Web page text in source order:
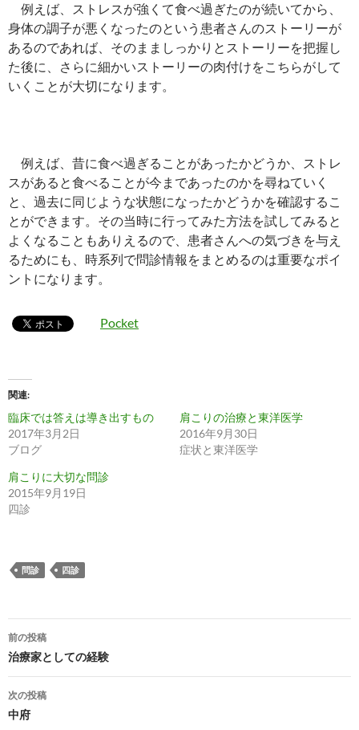
例えば、ストレスが強くて食べ過ぎたのが続いてから、
身体の調子が悪くなったのという患者さんのストーリーが
あるのであれば、そのまましっかりとストーリーを把握し
た後に、さらに細かいストーリーの肉付けをこちらがして
いくことが大切になります。
例えば、昔に食べ過ぎることがあったかどうか、ストレ
スがあると食べることが今まであったのかを尋ねていく
と、過去に同じような状態になったかどうかを確認するこ
とができます。その当時に行ってみた方法を試してみると
よくなることもありえるので、患者さんへの気づきを与え
るためにも、時系列で問診情報をまとめるのは重要なポイ
ントになります。
Pocket
関連
臨床では答えは導き出すもの
2017年3月2日
ブログ
肩こりの治療と東洋医学
2016年9月30日
症状と東洋医学
肩こりに大切な問診
2015年9月19日
四診
問診 四診
投
稿
ナ
ビ
前の投稿
治療家としての経験
次の投稿
中府